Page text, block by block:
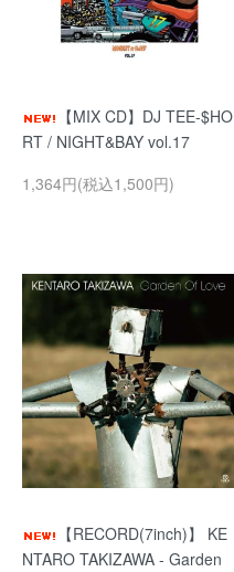
【MIX CD】DJ TEE-$HO
RT / NIGHT&BAY vol.17
1,364円(税込1,500円)
【RECORD(7inch)】 KE
NTARO TAKIZAWA - Garden